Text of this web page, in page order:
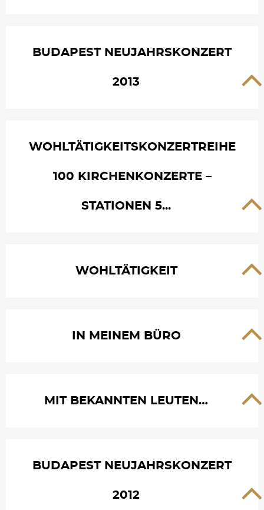
BUDAPEST NEUJAHRSKONZERT
2013
WOHLTÄTIGKEITSKONZERTREIHE
100 KIRCHENKONZERTE –
STATIONEN 5...
WOHLTÄTIGKEIT
IN MEINEM BÜRO
MIT BEKANNTEN LEUTEN…
BUDAPEST NEUJAHRSKONZERT
2012